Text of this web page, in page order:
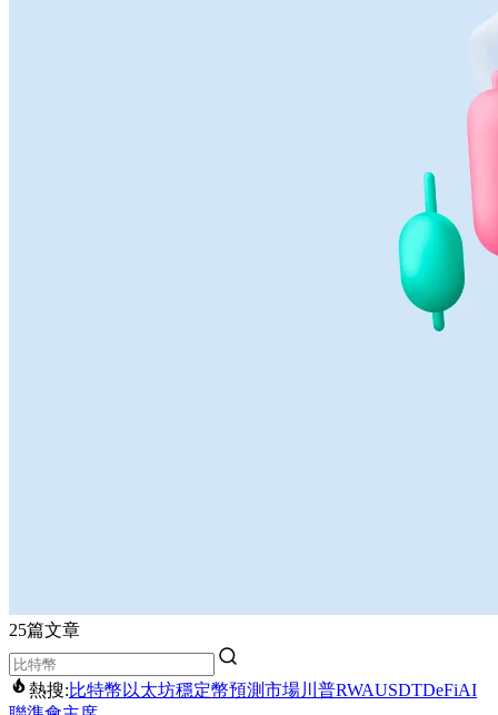
25篇文章
熱搜:比特幣 以太坊穩定幣預測市場川普RWAUSDTDeFiAI